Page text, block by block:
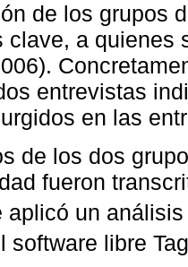
de los grupos
clave, a quienes
entrevistas
en las
de los dos
fueron
aplicó un
software libre